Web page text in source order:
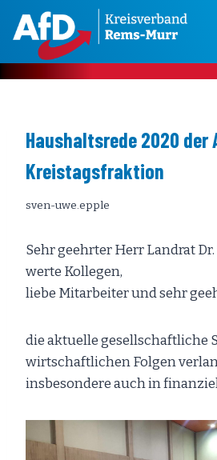
Inhalt
springen
Haushaltsrede 2020 der
Kreistagsfraktion
sven-uwe.epple
Sehr geehrter Herr Landrat Dr.
werte Kollegen,
liebe Mitarbeiter und sehr
die aktuelle gesellschaftliche
wirtschaftlichen Folgen
insbesondere auch in